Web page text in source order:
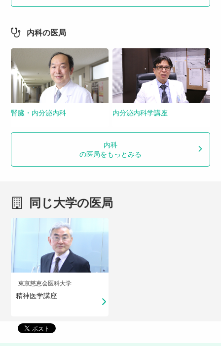
内科の医局
腎臓・内分泌内科 内分泌内科学講座
内科
の医局をもっとみる
同じ大学の医局
東京慈恵会医科大学
精神医学講座